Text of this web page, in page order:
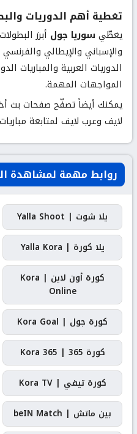
تغطية أهم الدوريات
يغطّي سوريا جول أبرز
والإسباني والإيطالي
الدوريات العربية والمباريات
المواجهات المهمة.
يمكنك أيضاً تصفّح صفحات بث
لايف وعرب لايف لمتابعة
روابط مهمة لمشاهدة
يلا شوت | Yalla Shoot
يلا كورة | Yalla Kora
كورة أون لاين | Kora
Online
كورة جول | Kora Goal
كورة 365 | Kora 365
كورة تيفي | Kora TV
بين ماتش | beIN Match